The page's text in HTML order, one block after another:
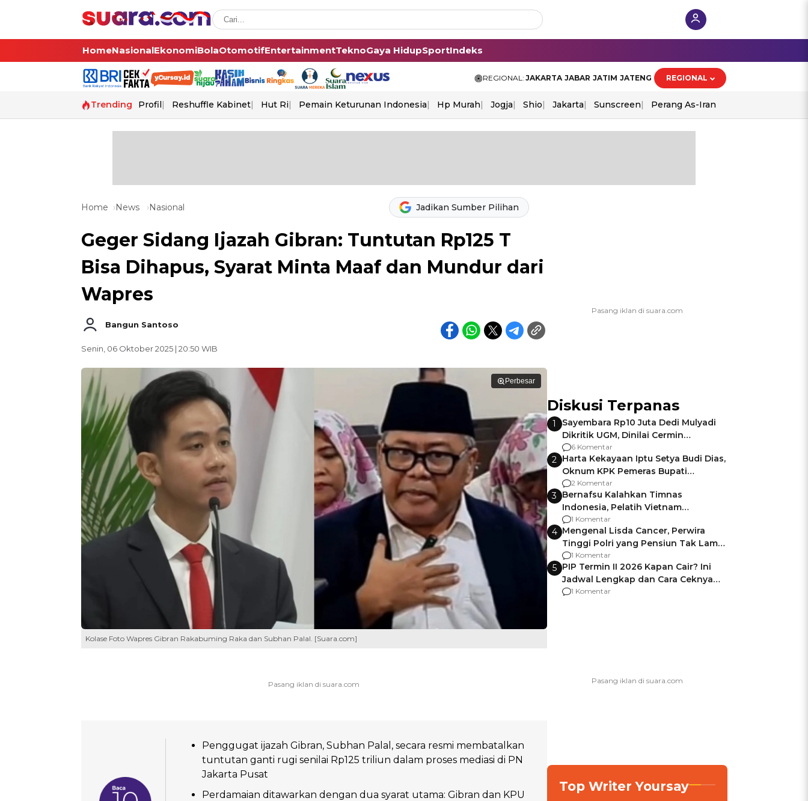
HomeNasionalEkonomiBolaOtomotifEntertainmentTeknoGaya HidupSportIndeks
REGIONAL: JAKARTA JABAR JATIM JATENG REGIONAL
Trending Profil Reshuffle Kabinet Hut Ri Pemain Keturunan Indonesia Hp Murah Jogja Shio Jakarta Sunscreen Perang As-Iran
Home News Nasional Jadikan Sumber Pilihan
Geger Sidang Ijazah Gibran: Tuntutan Rp125 T
Bisa Dihapus, Syarat Minta Maaf dan Mundur dari
Wapres
Bangun Santoso
Senin, 06 Oktober 2025 | 20:50 WIB
Perbesar
Kolase Foto Wapres Gibran Rakabuming Raka dan Subhan Palal. [Suara.com]
Penggugat ijazah Gibran, Subhan Palal, secara resmi membatalkan
tuntutan ganti rugi senilai Rp125 triliun dalam proses mediasi di PN
Jakarta Pusat
Perdamaian ditawarkan dengan dua syarat utama: Gibran dan KPU
Diskusi Terpanas
1
Sayembara Rp10 Juta Dedi Mulyadi
Dikritik UGM, Dinilai Cermin
Gagalnya Negara Jamin Keamanan
6 Komentar
2 Harta Kekayaan Iptu Setya Budi Dias,
Oknum KPK Pemeras Bupati
Pemalang
2 Komentar
3 Bernafsu Kalahkan Timnas
Indonesia, Pelatih Vietnam
Berencana Pakai Jimat di Pakansari
1 Komentar
4 Mengenal Lisda Cancer, Perwira
Tinggi Polri yang Pensiun Tak Lama
Usai Jadi Brigjen
1 Komentar
5 PIP Termin II 2026 Kapan Cair? Ini
Jadwal Lengkap dan Cara Ceknya
agar Dana Tidak Hangus!
1 Komentar
Top Writer Yoursay